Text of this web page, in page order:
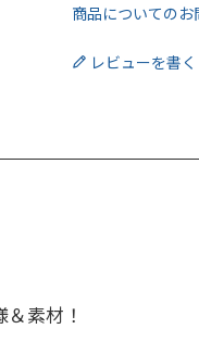
商品についての
レビューを書く
素材！